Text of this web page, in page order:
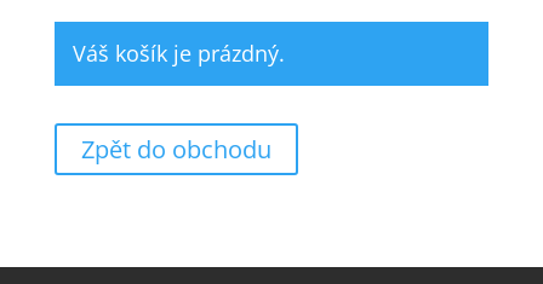
Váš košík je prázdný.
Zpět do obchodu